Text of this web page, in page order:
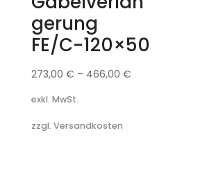
gerung
FE/C-120×50
273,00 € – 466,00 €
exkl. MwSt.
zzgl. Versandkosten